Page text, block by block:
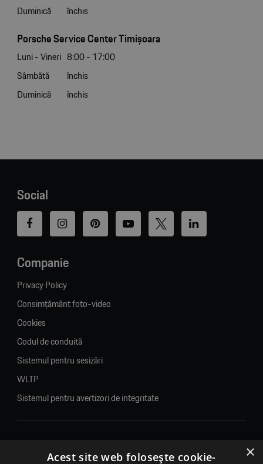
Duminică
închis
Porsche Service Center Timișoara
Luni - Vineri 8:00 - 17:00
Sâmbătă
închis
Duminică
închis
Social
Companie
Privacy Policy
Consimțământ foto-video
Cookies
Codul de conduită
Sistemul pentru sesizări
WLTP
Sistemul pentru avertizori de integritate
© 2026. Porsche Inter Auto Romania. Toate drepturile rezervate. ×
Acest site web folosește cookie-